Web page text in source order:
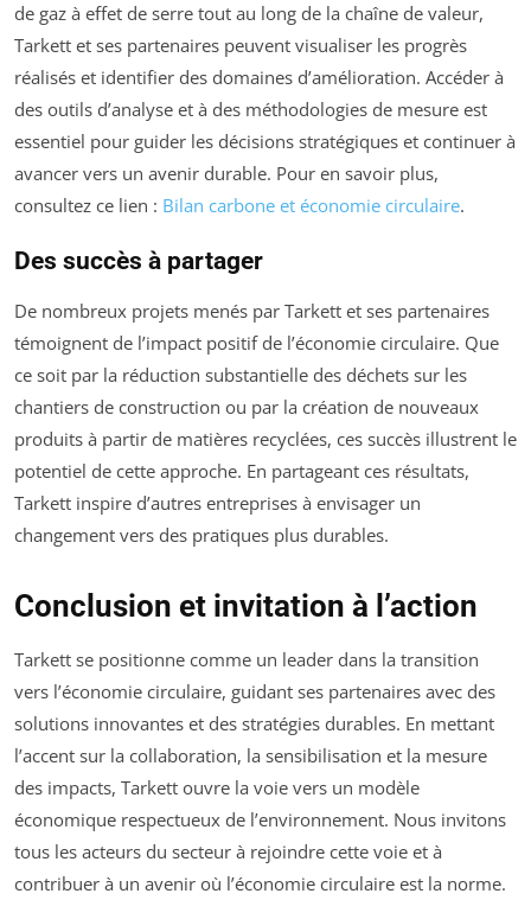
de gaz à effet de serre tout au long de la chaîne de valeur,
Tarkett et ses partenaires peuvent visualiser les progrès
réalisés et identifier des domaines d’amélioration. Accéder à
des outils d’analyse et à des méthodologies de mesure est
essentiel pour guider les décisions stratégiques et continuer à
avancer vers un avenir durable. Pour en savoir plus,
consultez ce lien : Bilan carbone et économie circulaire.
Des succès à partager
De nombreux projets menés par Tarkett et ses partenaires
témoignent de l’impact positif de l’économie circulaire. Que
ce soit par la réduction substantielle des déchets sur les
chantiers de construction ou par la création de nouveaux
produits à partir de matières recyclées, ces succès illustrent le
potentiel de cette approche. En partageant ces résultats,
Tarkett inspire d’autres entreprises à envisager un
changement vers des pratiques plus durables.
Conclusion et invitation à l’action
Tarkett se positionne comme un leader dans la transition
vers l’économie circulaire, guidant ses partenaires avec des
solutions innovantes et des stratégies durables. En mettant
l’accent sur la collaboration, la sensibilisation et la mesure
des impacts, Tarkett ouvre la voie vers un modèle
économique respectueux de l’environnement. Nous invitons
tous les acteurs du secteur à rejoindre cette voie et à
contribuer à un avenir où l’économie circulaire est la norme.